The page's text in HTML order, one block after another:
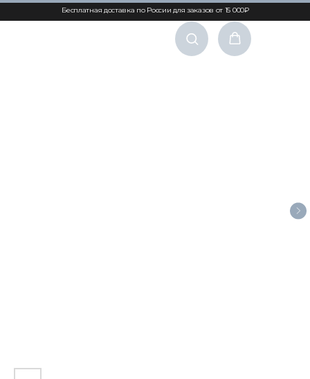
Бесплатная доставка по России для заказов от 15 000₽